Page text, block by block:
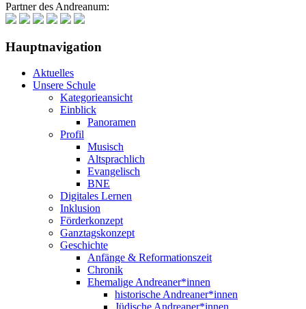
Partner des Andreanum:
Hauptnavigation
Aktuelles
Unsere Schule
Kategorieansicht
Einblick
Panoramen
Profil
Musisch
Altsprachlich
Evangelisch
BNE
Digitales Lernen
Inklusion
Förderkonzept
Ganztagskonzept
Geschichte
Anfänge & Reformationszeit
Chronik
Ehemalige Andreaner*innen
historische Andreaner*innen